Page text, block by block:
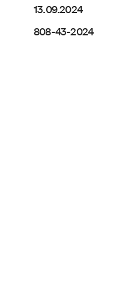
13.09.2024
808-43-2024